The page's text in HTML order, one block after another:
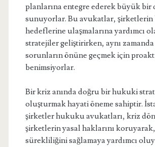
planlarına entegre ederek büyük bir
sunuyorlar. Bu avukatlar, şirketlerin
hedeflerine ulaşmalarına yardımcı
stratejiler geliştirirken, aynı
sorunların önüne geçmek için
benimsiyorlar.
Bir kriz anında doğru bir hukuki
oluşturmak hayati öneme sahiptir.
şirketler hukuku avukatları, kriz
şirketlerin yasal haklarını
sürekliliğini sağlamaya yardımcı